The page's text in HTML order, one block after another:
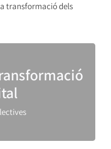
transformació dels
i altres Tecnologies
tecnologies i
i es presenta el